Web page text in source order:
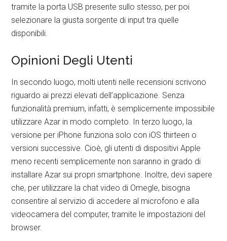
tramite la porta USB presente sullo stesso, per poi
selezionare la giusta sorgente di input tra quelle
disponibili.
Opinioni Degli Utenti
In secondo luogo, molti utenti nelle recensioni scrivono
riguardo ai prezzi elevati dell’applicazione. Senza
funzionalità premium, infatti, è semplicemente impossibile
utilizzare Azar in modo completo. In terzo luogo, la
versione per iPhone funziona solo con iOS thirteen o
versioni successive. Cioè, gli utenti di dispositivi Apple
meno recenti semplicemente non saranno in grado di
installare Azar sui propri smartphone. Inoltre, devi sapere
che, per utilizzare la chat video di Omegle, bisogna
consentire al servizio di accedere al microfono e alla
videocamera del computer, tramite le impostazioni del
browser.